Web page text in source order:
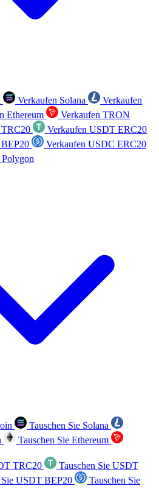
Verkaufen Solana
Verkaufen
Ethereum
Verkaufen TRON
Verkaufen USDT ERC20
Verkaufen USDC ERC20
Tauschen Sie Solana
Tauschen Sie Ethereum
TRC20
Tauschen Sie USDT
Sie USDT BEP20
Tauschen Sie